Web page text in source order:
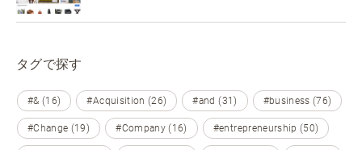
タグで探す
#& (16) #Acquisition (26) #and (31) #business (76)
#Change (19) #Company (16) #entrepreneurship (50)